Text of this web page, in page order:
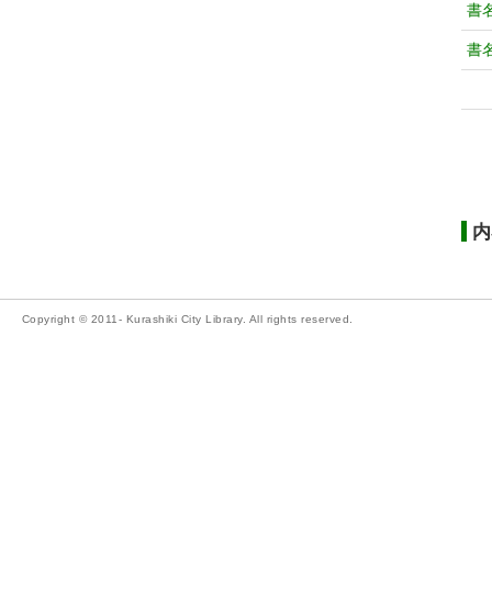
書
書
Copyright © 2011- Kurashiki City Library. All rights reserved.